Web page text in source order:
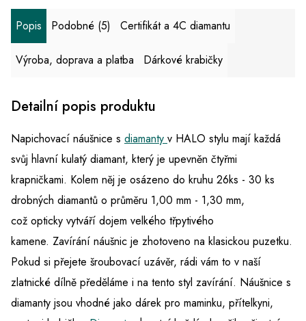
Popis Podobné (5) Certifikát a 4C diamantu
Výroba, doprava a platba Dárkové krabičky
Detailní popis produktu
Napichovací náušnice s diamanty v HALO stylu mají každá
svůj hlavní kulatý diamant, který je upevněn čtyřmi
krapničkami. Kolem něj je osázeno do kruhu 26ks - 30 ks
drobných diamantů o průměru 1,00 mm - 1,30 mm,
což opticky vytváří dojem velkého třpytivého
kamene. Zavírání náušnic je zhotoveno na klasickou puzetku.
Pokud si přejete šroubovací uzávěr, rádi vám to v naší
zlatnické dílně předěláme i na tento styl zavírání. Náušnice s
diamanty jsou vhodné jako dárek pro maminku, přítelkyni,